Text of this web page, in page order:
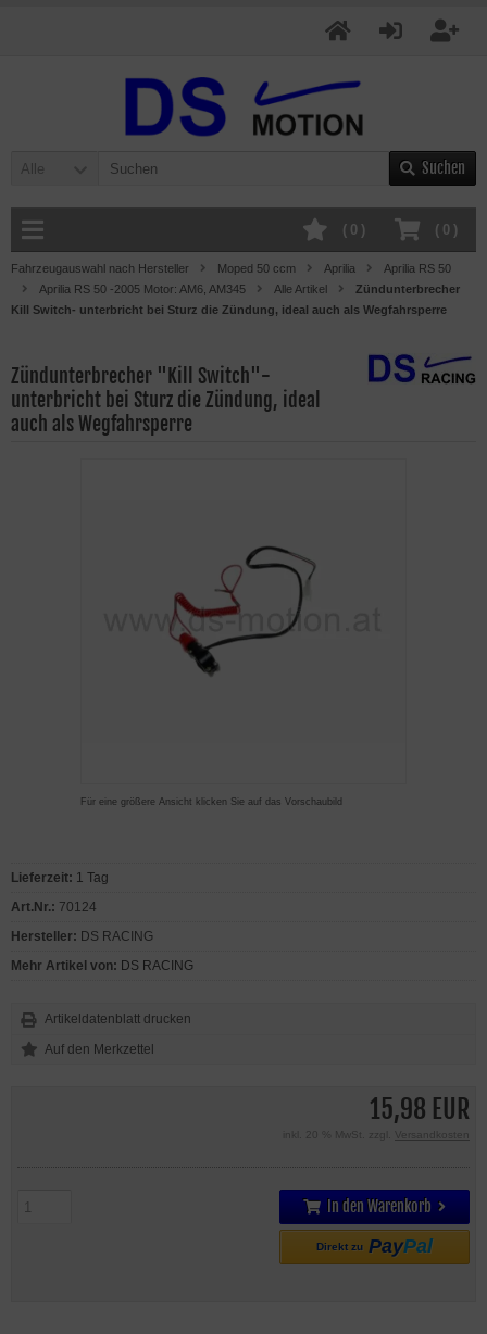
Alle Suchen
( 0 )
( 0 )
Fahrzeugauswahl nach Hersteller Moped 50 ccm Aprilia
Aprilia RS 50
Aprilia RS 50 -2005 Motor: AM6, AM345
Alle Artikel
Zündunterbrecher
Kill Switch- unterbricht bei Sturz die Zündung, ideal auch als Wegfahrsperre
Zündunterbrecher "Kill Switch"-
unterbricht bei Sturz die Zündung, ideal
auch als Wegfahrsperre
Für eine größere Ansicht klicken Sie auf das Vorschaubild
15,98 EUR
inkl. 20 % MwSt. zzgl. Versandkosten
In den Warenkorb
Direkt zu PayPal
Lieferzeit: 1 Tag
Art.Nr.: 70124
Hersteller: DS RACING
Mehr Artikel von: DS RACING
Artikeldatenblatt drucken